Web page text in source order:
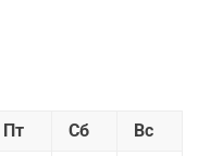
Пт Сб
Вс